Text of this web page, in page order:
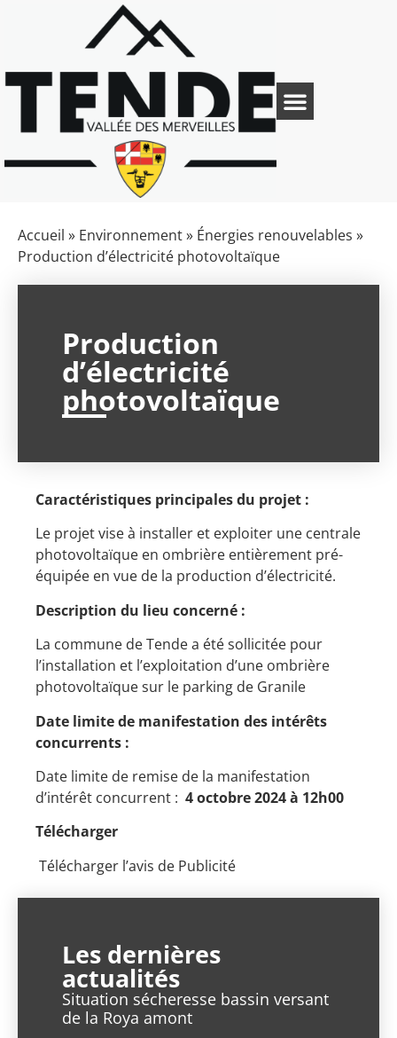
Accueil » Environnement» Énergies renouvelables »
Production d’électricité photovoltaïque
Production
d’électricité
photovoltaïque
Caractéristiques principales du projet :
Le projet vise à installer et exploiter une centrale
photovoltaïque en ombrière entièrement pré-
équipée en vue de la production d’électricité.
Description du lieu concerné :
La commune de Tende a été sollicitée pour
l’installation et l’exploitation d’une ombrière
photovoltaïque sur le parking de Granile
Date limite de manifestation des intérêts
concurrents :
Date limite de remise de la manifestation
d’intérêt concurrent : 4 octobre 2024 à 12h00
Télécharger
Télécharger l’avis de Publicité
Les dernières
actualités
Situation sécheresse bassin versant
de la Roya amont